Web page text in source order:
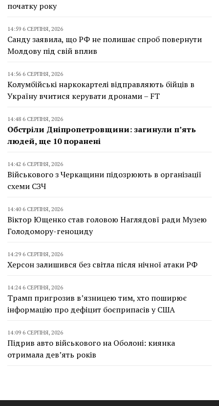
початку року
14:59 6 СЕРПНЯ, 2026
Санду заявила, що РФ не полишає спроб повернути
Молдову під свій вплив
14:56 6 СЕРПНЯ, 2026
Колумбійські наркокартелі відправляють бійців в
Україну вчитися керувати дронами – FT
14:48 6 СЕРПНЯ, 2026
Обстріли Дніпропетровщини: загинули п’ять
людей, ще 10 поранені
14:42 6 СЕРПНЯ, 2026
Військового з Черкащини підозрюють в організації
схеми СЗЧ
14:40 6 СЕРПНЯ, 2026
Віктор Ющенко став головою Наглядовї ради Музею
Голодомору-геноциду
14:29 6 СЕРПНЯ, 2026
Херсон залишився без світла після нічної атаки РФ
14:24 6 СЕРПНЯ, 2026
Трамп пригрозив в’язницею тим, хто поширює
інформацію про дефіцит боєприпасів у США
14:09 6 СЕРПНЯ, 2026
Підрив авто військового на Оболоні: киянка
отримала дев’ять років